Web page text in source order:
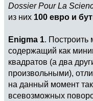
Dossier Pour La
из них 100 евро и
Enigma 1. Построить
содержащий как
квадратов (а два
произвольными),
на данный момент
всевозможных